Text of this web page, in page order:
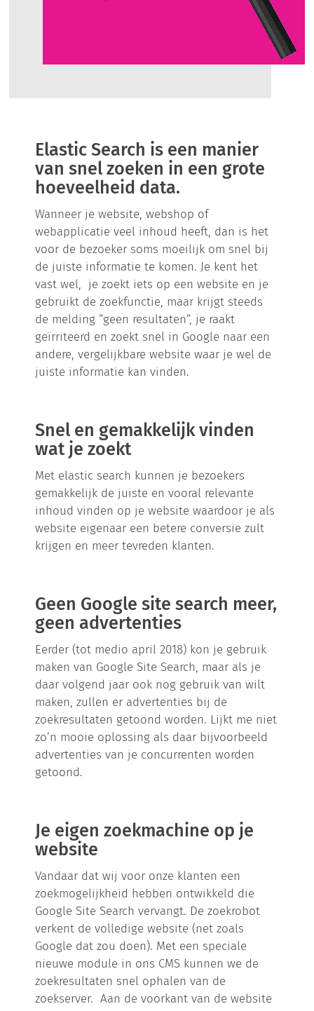
Elastic Search is een manier
van snel zoeken in een grote
hoeveelheid data.
Wanneer je website, webshop of
webapplicatie veel inhoud heeft, dan is het
voor de bezoeker soms moeilijk om snel bij
de juiste informatie te komen. Je kent het
vast wel, je zoekt iets op een website en je
gebruikt de zoekfunctie, maar krijgt steeds
de melding “geen resultaten”, je raakt
geïrriteerd en zoekt snel in Google naar een
andere, vergelijkbare website waar je wel de
juiste informatie kan vinden.
Snel en gemakkelijk vinden
wat je zoekt
Met elastic search kunnen je bezoekers
gemakkelijk de juiste en vooral relevante
inhoud vinden op je website waardoor je als
website eigenaar een betere conversie zult
krijgen en meer tevreden klanten.
Geen Google site search meer,
geen advertenties
Eerder (tot medio april 2018) kon je gebruik
maken van Google Site Search, maar als je
daar volgend jaar ook nog gebruik van wilt
maken, zullen er advertenties bij de
zoekresultaten getoond worden. Lijkt me niet
zo’n mooie oplossing als daar bijvoorbeeld
advertenties van je concurrenten worden
getoond.
Je eigen zoekmachine op je
website
Vandaar dat wij voor onze klanten een
zoekmogelijkheid hebben ontwikkeld die
Google Site Search vervangt. De zoekrobot
verkent de volledige website (net zoals
Google dat zou doen). Met een speciale
nieuwe module in ons CMS kunnen we de
zoekresultaten snel ophalen van de
zoekserver. Aan de voorkant van de website